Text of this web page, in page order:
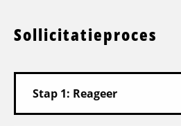
Sollicitatieproces